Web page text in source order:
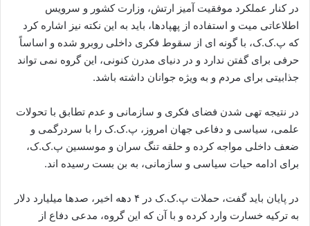
در کنار عملکرد موفقیت آمیز ارتش، وزارت کشور و سرویس
اطلاعاتی میت و استفاده از پهپادها، باید به این نکته نیز اشاره کرد
که پ.ک.ک، با گونه ای از سقوط فکری داخلی روبرو شده و اساساً
حرفی برای گفتن ندارد و در دنیای مدرن کنونی، این گروه نمی تواند
جذابیتی برای مردم و به ویژه جوانان داشته باشد.
در نتیجه تهی شدن فضای فکری و سازمانی و عدم تطابق با تحولات
علمی، سیاسی و دفاعی جهان امروز، پ.ک.ک را با سردرگمی و
ضعف داخلی مواجه کرده و حلقه تنگ سران و موسسین پ.ک.ک،
برای ادامه حیات سیاسی و سازمانی، به بن بست رسیده اند.
در پایان باید گفت، حملات پ.ک.ک در ۴ دهه اخیر، صدها میلیارد دلار
به ترکیه خسارت وارد کرده و با آن که این گروه، مدعی دفاع از